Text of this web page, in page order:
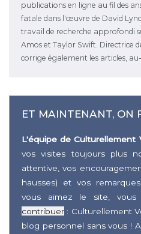
publications en ligne au fil des
fatale dans l'œuvre de David
travail de recherche approfondi
Amos et Taylor Swift. Directrice
corrige également les articles,
ET MAINTENANT, ON
L'équipe de Culturellement
vos visites toujours plus
attentive, vos
hausses) et vos
vous aimez le site, vous
contribuer : Culturellement
blog personnel sans vous !